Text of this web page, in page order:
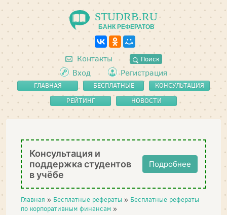
STUDRB.RU
БАНК РЕФЕРАТОВ
Контакты Поиск
Вход Регистрация
ГЛАВНАЯ
БЕСПЛАТНЫЕ
РЕФЕРАТЫ
КОНСУЛЬТАЦИЯ
РЕЙТИНГ
НОВОСТИ
Консультация и
поддержка студентов
в учёбе
Подробнее
Главная » Бесплатные рефераты » Бесплатные рефераты
по корпоративным финансам »